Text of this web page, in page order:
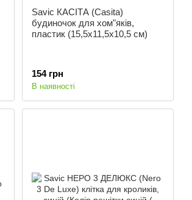
Savic КАСІТА (Casita)
будиночок для хом"яків,
пластик (15,5х11,5х10,5 см)
154 грн
В наявності